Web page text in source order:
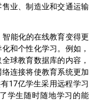
业、制造业和交通运输
能化的在线教育变得更
和个性化学习。例如，
球教育数据库的内容，
连接将使教育系统更加
17亿学生采用远程学习
学生随时随地学习的能